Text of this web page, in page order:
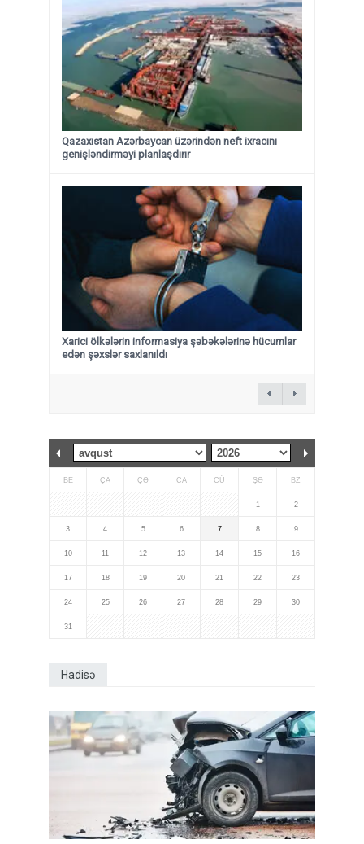
Qazaxıstan Azərbaycan üzərindən neft ixracını
genişləndirməyi planlaşdırır
Xarici ölkələrin informasiya şəbəkələrinə hücumlar
edən şəxslər saxlanıldı
BE ÇA ÇƏ CA CÜ ŞƏ BZ
1 2
3 4 5 6 7 8 9
10 11 12 13 14 15 16
17 18 19 20 21 22 23
24 25 26 27 28 29 30
31
Hadisə